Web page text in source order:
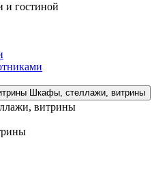
и гостиной
Шкафы, стеллажи, витрины